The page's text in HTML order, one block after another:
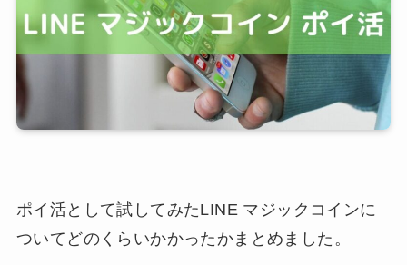
ポイ活として試してみたLINE マジックコインに
ついてどのくらいかかったかまとめました。